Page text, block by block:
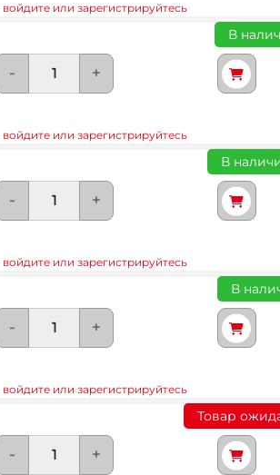
войдите или зарегистрируйтесь
В
- +
войдите или зарегистрируйтесь
В
- +
войдите или зарегистрируйтесь
В
- +
войдите или зарегистрируйтесь
Товар
- +